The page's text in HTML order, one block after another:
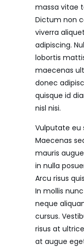
massa vitae
Dictum non
viverra
adipiscing.
lobortis
maecenas
donec
quisque id
nisl nisi.
Vulputate eu
Maecenas
mauris
in nulla
Arcu risus
In mollis
neque
cursus.
risus at
at augue